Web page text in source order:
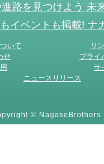
路を見つけよう 未
イベントも掲載! ナ
いて
リ
せ
プライ
サ
ニュースリリース
© NagaseBrothers